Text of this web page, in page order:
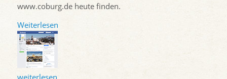
www.coburg.de heute finden.
Weiterlesen
weiterlesen